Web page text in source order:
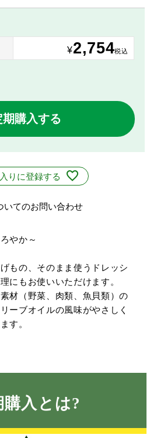
¥2,754税込
期購入する
りに登録する
いてのお問い合わせ
やか～
もの、そのまま使うドレッシ
にもお使いいただけます。
材（野菜、肉類、魚貝類）の
ーブオイルの風味がやさしく
す。
購入とは?